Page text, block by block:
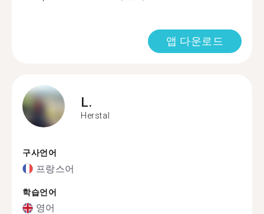
앱 다운로드
L.
Herstal
구사언어
프랑스어
학습언어
영어